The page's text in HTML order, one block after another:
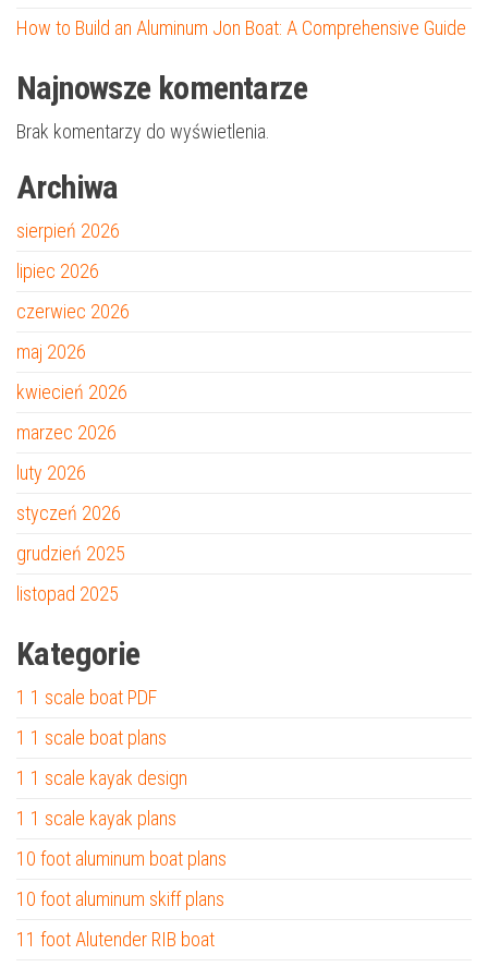
How to Build an Aluminum Jon Boat: A Comprehensive Guide
Najnowsze komentarze
Brak komentarzy do wyświetlenia.
Archiwa
sierpień 2026
lipiec 2026
czerwiec 2026
maj 2026
kwiecień 2026
marzec 2026
luty 2026
styczeń 2026
grudzień 2025
listopad 2025
Kategorie
1 1 scale boat PDF
1 1 scale boat plans
1 1 scale kayak design
1 1 scale kayak plans
10 foot aluminum boat plans
10 foot aluminum skiff plans
11 foot Alutender RIB boat